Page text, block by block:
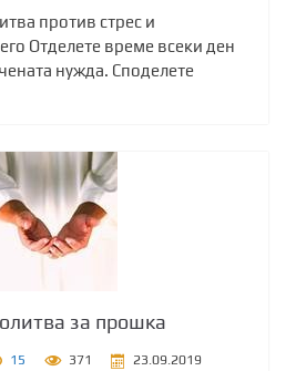
против стрес и
Отделете време всеки ден
нужда. Споделете
за прошка
15 371 23.09.2019